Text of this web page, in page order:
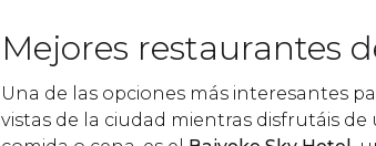
Mejores restaurantes
Una de las opciones más interesantes
vistas de la ciudad mientras disfrutáis